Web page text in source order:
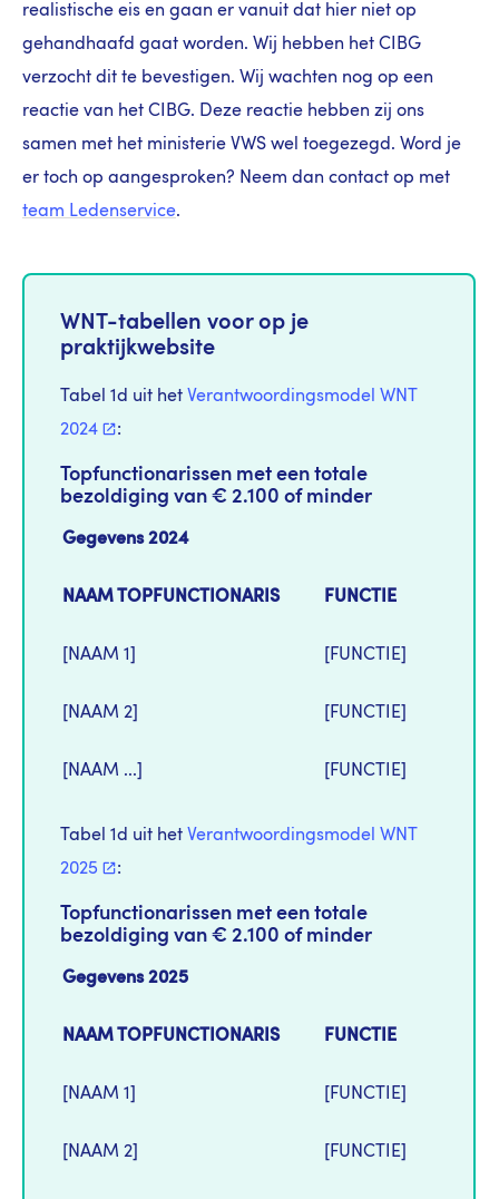
realistische eis en gaan er vanuit dat hier niet op
gehandhaafd gaat worden. Wij hebben het CIBG
verzocht dit te bevestigen. Wij wachten nog op een
reactie van het CIBG. Deze reactie hebben zij ons
samen met het ministerie VWS wel toegezegd. Word je
er toch op aangesproken? Neem dan contact op met
team Ledenservice.
WNT-tabellen voor op je
praktijkwebsite
Tabel 1d uit het Verantwoordingsmodel WNT
2024
:
Topfunctionarissen met een totale
bezoldiging van € 2.100 of minder
Gegevens 2024
NAAM TOPFUNCTIONARIS FUNCTIE
[NAAM 1] [FUNCTIE]
[NAAM 2] [FUNCTIE]
[NAAM ...] [FUNCTIE]
Tabel 1d uit het Verantwoordingsmodel WNT
2025
:
Topfunctionarissen met een totale
bezoldiging van € 2.100 of minder
Gegevens 2025
NAAM TOPFUNCTIONARIS FUNCTIE
[NAAM 1] [FUNCTIE]
[NAAM 2] [FUNCTIE]